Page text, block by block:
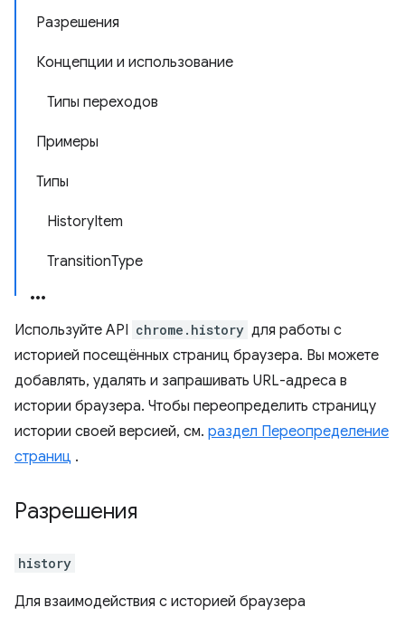
Разрешения
Концепции и использование
Типы переходов
Примеры
Типы
HistoryItem
TransitionType
Используйте API chrome.history для работы с
историей посещённых страниц браузера. Вы можете
добавлять, удалять и запрашивать URL-адреса в
истории браузера. Чтобы переопределить страницу
истории своей версией, см. раздел Переопределение
страниц .
Разрешения
history
Для взаимодействия с историей браузера